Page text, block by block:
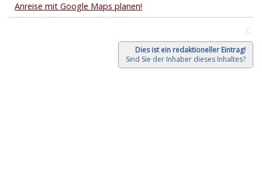
Anreise mit Google Maps planen!
C
Dies ist ein redaktioneller Eintrag!
Sind Sie der Inhaber dieses Inhaltes?